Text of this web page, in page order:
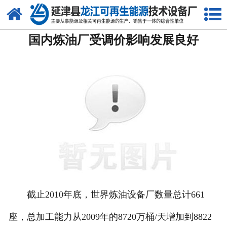
网站首页
关于我们
资质荣誉
联系我们
国内炼油厂受调价影响发展良好
截止2010年底，世界炼油设备厂数量总计661
座，总加工能力从2009年的8720万桶/天增加到8822